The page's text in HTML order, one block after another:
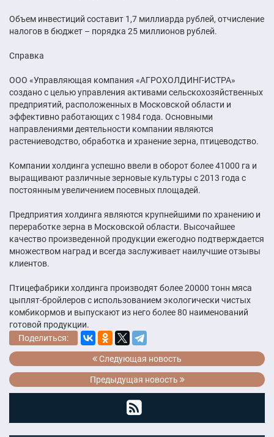
Объем инвестиций составит 1,7 миллиарда рублей, отчисление
налогов в бюджет – порядка 25 миллионов рублей.
Справка
ООО «Управляющая компания «АГРОХОЛДИНГ-ИСТРА»
создано с целью управления активами сельскохозяйственных
предприятий, расположенных в Московской области и
эффективно работающих с 1984 года. Основными
направлениями деятельности компании являются
растениеводство, обработка и хранение зерна, птицеводство.
Компании холдинга успешно ввели в оборот более 41000 га и
выращивают различные зерновые культуры с 2013 года с
постоянным увеличением посевных площадей.
Предприятия холдинга являются крупнейшими по хранению и
переработке зерна в Московской области. Высочайшее
качество произведенной продукции ежегодно подтверждается
множеством наград и всегда заслуживает наилучшие отзывы
клиентов.
Птицефабрики холдинга производят более 20000 тонн мяса
цыплят-бройлеров с использованием экологически чистых
комбикормов и выпускают из него более 80 наименований
готовой продукции.
Поделиться:
Следующая новость
Предыдущая новость